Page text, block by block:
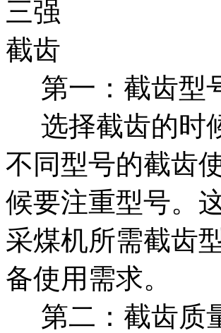
第一：截齿型
选择截齿的时
不同型号的截齿
候要注重型号。
采煤机所需截齿
备使用需求。
第二：截齿质